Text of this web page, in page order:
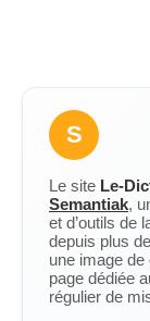
S
Le site Le-
Semantiak,
et d’outils de
depuis plus
une image de
page dédiée
régulier de